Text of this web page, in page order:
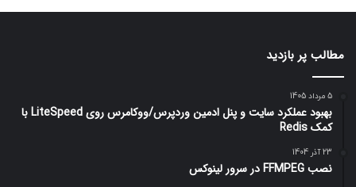
مطالب پر بازدید
5 مرداد 1405
بهبود عملکرد سایت و پنل ادمین وردپرس/ووکامرس روی LiteSpeed با
کمک Redis
23 آذر 1404
نصب FFMPEG در سرور لینوکس